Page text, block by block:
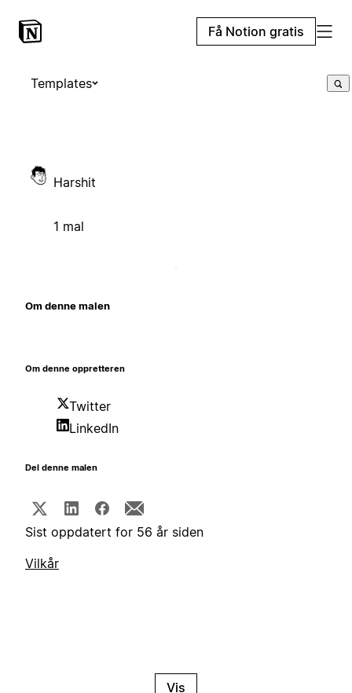
Få Notion gratis
Templates
Harshit
1 mal
Om denne malen
Om denne oppretteren
Twitter
LinkedIn
Del denne malen
Sist oppdatert for 56 år siden
Vilkår
Vis